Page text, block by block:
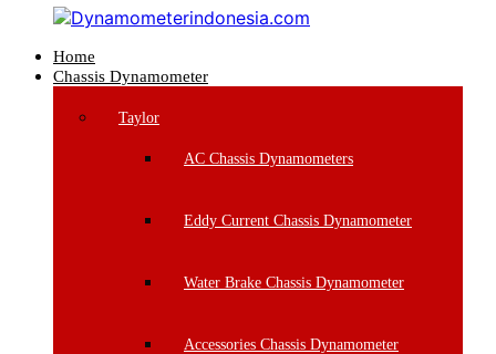
Dynamometerindonesia.com
Home
Chassis Dynamometer
Taylor
AC Chassis Dynamometers
Eddy Current Chassis Dynamometer
Water Brake Chassis Dynamometer
Accessories Chassis Dynamometer